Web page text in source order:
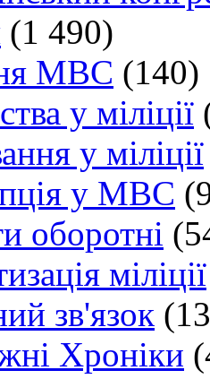
(1 490)
МВС (140)
у міліції
у міліції
у МВС
оборотні
міліції
зв'язок
Хроніки